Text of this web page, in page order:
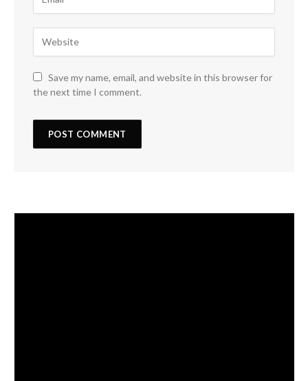
Save my name, email, and website in this browser for
the next time I comment.